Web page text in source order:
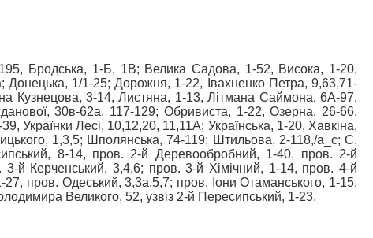
Бродська, 1-Б, 1В; Велика Садова, 1-52, Висока, 1-20,
1/1-25; Дорожня, 1-22, Івахненко Петра, 9,63,71-
Кузнецова, 3-14, Листяна, 1-13, Літмана Саймона, 6А-97,
30в-62а, 117-129; Обривиста, 1-22, Озерна, 26-66,
Українки Лесі, 10,12,20, 11,11А; Українська, 1-20, Хавкіна,
1,3,5; Шполянська, 74-119; Штильова, 2-118,/а_с; С.
8-14, пров. 2-й Деревообробний, 1-40, пров. 2-й
й Керченський, 3,4,6; пров. 3-й Хімічний, 1-14, пров. 4-й
пров. Одеський, 3,3а,5,7; пров. Іони Отаманського, 1-15,
Великого, 52, узвіз 2-й Пересипський, 1-23.